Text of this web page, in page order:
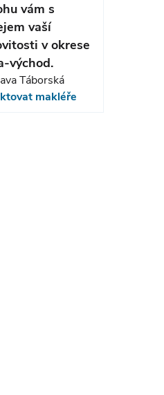
vám s
vaší
v okrese
východ.
Táborská
makléře